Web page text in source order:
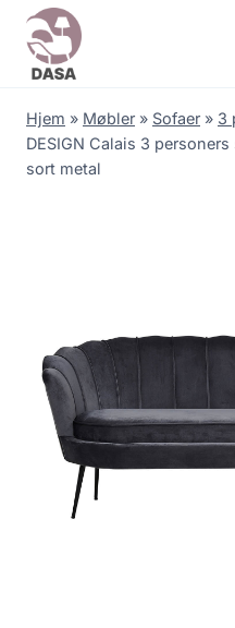
Skip
content
Hjem » Møbler » Sofaer » 3
DESIGN Calais 3
sort metal